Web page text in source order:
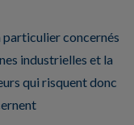
concernés
industrielles et la
qui risquent donc